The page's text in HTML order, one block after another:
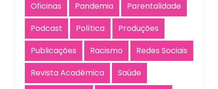
Oficinas
Pandemia
Parentalidade
Podcast
Política
Produções
Publicações
Racismo
Redes Sociais
Revista Acadêmica
Saúde